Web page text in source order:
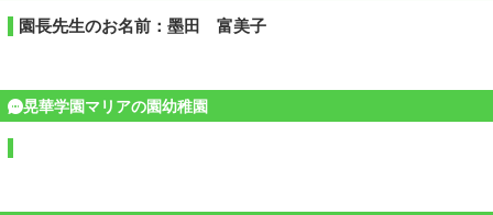
園長先生のお名前：墨田 富美子
晃華学園マリアの園幼稚園